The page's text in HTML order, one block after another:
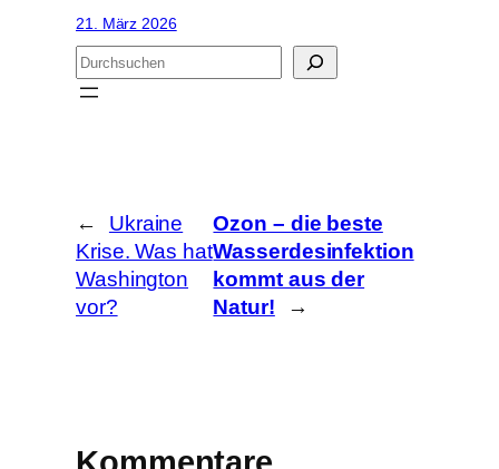
21. März 2026
S
u
←
Ukraine
Krise. Was hat
Washington
vor?
Ozon – die beste
Wasserdesinfektion
kommt aus der
Natur!
→